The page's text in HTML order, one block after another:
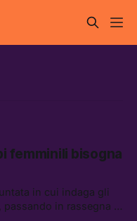
femminili bisogna
in cui indaga gli
in rassegna le